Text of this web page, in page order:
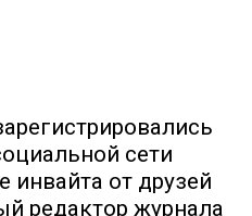
сети
инвайта от друзей
редактор журнала